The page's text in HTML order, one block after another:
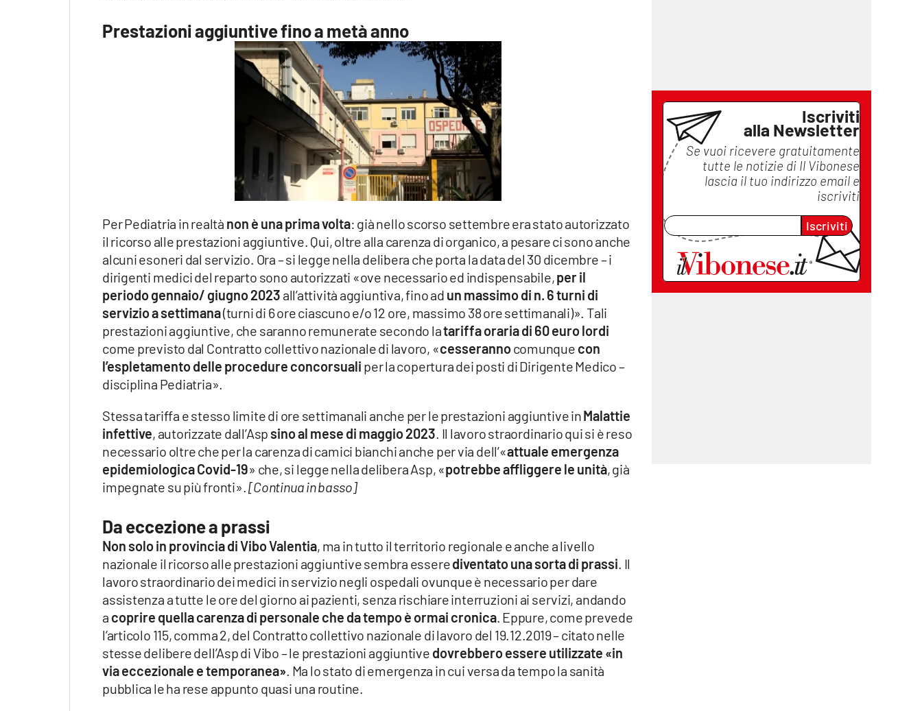
Prestazioni aggiuntive fino a metà anno
Per Pediatria in realtà non è una prima volta: già nello scorso settembre era stato autorizzato
il ricorso alle prestazioni aggiuntive. Qui, oltre alla carenza di organico, a pesare ci sono anche
alcuni esoneri dal servizio. Ora – si legge nella delibera che porta la data del 30 dicembre – i
dirigenti medici del reparto sono autorizzati «ove necessario ed indispensabile,per il
periodo gennaio/ giugno 2023 all’attività aggiuntiva, fino ad un massimo di n. 6 turni di
servizio a settimana(turni di 6 ore ciascuno e/o 12 ore, massimo 38 ore settimanali)». Tali
prestazioni aggiuntive, che saranno remunerate secondo latariffa oraria di 60 euro lordi
come previsto dal Contratto collettivo nazionale di lavoro, «cesserannocomunque con
l’espletamento delle procedure concorsuali per la copertura dei posti di Dirigente Medico –
disciplina Pediatria».
Stessa tariffa e stesso limite di ore settimanali anche per le prestazioni aggiuntive inMalattie
infettive, autorizzate dall’Asp sino al mese di maggio 2023. Il lavoro straordinario qui si è reso
necessario oltre che per la carenza di camici bianchi anche per via dell’«attuale emergenza
epidemiologica Covid-19» che, si legge nella delibera Asp, «potrebbe affliggere le unità, già
impegnate su più fronti».[Continua in basso]
Da eccezione a prassi
Non solo in provincia di Vibo Valentia, ma in tutto il territorio regionale e anche a livello
nazionale il ricorso alle prestazioni aggiuntive sembra esserediventato una sorta di prassi. Il
lavoro straordinario dei medici in servizio negli ospedali ovunque è necessario per dare
assistenza a tutte le ore del giorno ai pazienti, senza rischiare interruzioni ai servizi, andando
a coprire quella carenza di personale che da tempo è ormai cronica. Eppure, come prevede
l’articolo 115, comma 2, del Contratto collettivo nazionale di lavoro del 19.12.2019 – citato nelle
stesse delibere dell’Asp di Vibo – le prestazioni aggiuntive dovrebbero essere utilizzate «in
via eccezionale e temporanea». Ma lo stato di emergenza in cui versa da tempo la sanità
pubblica le ha rese appunto quasi una routine.
Iscriviti
alla Newsletter
Se vuoi ricevere gratuitamente
tutte le notizie di Il Vibonese
lascia il tuo indirizzo email e
iscriviti
Iscriviti